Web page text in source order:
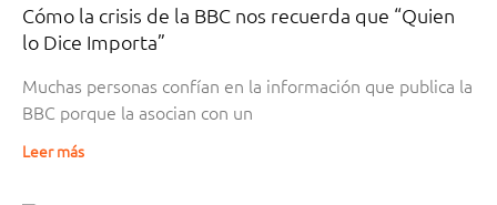
Cómo la crisis de la BBC nos recuerda que “Quien
lo Dice Importa”
Muchas personas confían en la información que publica la
BBC porque la asocian con un
Leer más